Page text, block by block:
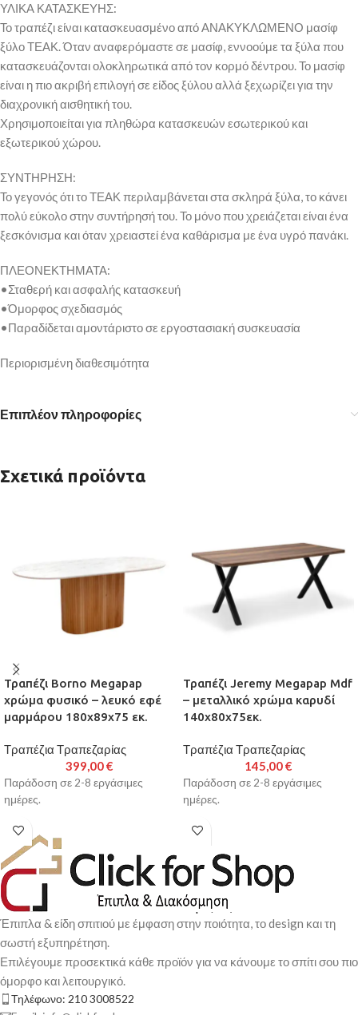
ΥΛΙΚΑ ΚΑΤΑΣΚΕΥΗΣ:
Το τραπέζι είναι κατασκευασμένο από ΑΝΑΚΥΚΛΩΜΕΝΟ μασίφ
ξύλο ΤΕΑΚ. Όταν αναφερόμαστε σε μασίφ, εννοούμε τα ξύλα που
κατασκευάζονται ολοκληρωτικά από τον κορμό δέντρου. Το μασίφ
είναι η πιο ακριβή επιλογή σε είδος ξύλου αλλά ξεχωρίζει για την
διαχρονική αισθητική του.
Χρησιμοποιείται για πληθώρα κατασκευών εσωτερικού και
εξωτερικού χώρου.
ΣΥΝΤΗΡΗΣΗ:
Το γεγονός ότι το ΤΕΑΚ περιλαμβάνεται στα σκληρά ξύλα, το κάνει
πολύ εύκολο στην συντήρησή του. Το μόνο που χρειάζεται είναι ένα
ξεσκόνισμα και όταν χρειαστεί ένα καθάρισμα με ένα υγρό πανάκι.
ΠΛΕΟΝΕΚΤΗΜΑΤΑ:
•Σταθερή και ασφαλής κατασκευή
•Όμορφος σχεδιασμός
•Παραδίδεται αμοντάριστο σε εργοστασιακή συσκευασία
Περιορισμένη διαθεσιμότητα
Επιπλέον πληροφορίες
Σχετικά προϊόντα
Τραπέζι Borno Megapap
χρώμα φυσικό – λευκό εφέ
μαρμάρου 180x89x75 εκ.
Τραπέζια Τραπεζαρίας
399,00€
Παράδοση σε 2-8 εργάσιμες
ημέρες.
Τραπέζι Jeremy Megapap Mdf
– μεταλλικό χρώμα καρυδί
140x80x75εκ.
Τραπέζια Τραπεζαρίας
145,00€
Παράδοση σε 2-8 εργάσιμες
ημέρες.
Έπιπλα & είδη σπιτιού με έμφαση στην ποιότητα, το design και τη
σωστή εξυπηρέτηση.
Επιλέγουμε προσεκτικά κάθε προϊόν για να κάνουμε το σπίτι σου πιο
όμορφο και λειτουργικό.
Τηλέφωνο: 210 3008522